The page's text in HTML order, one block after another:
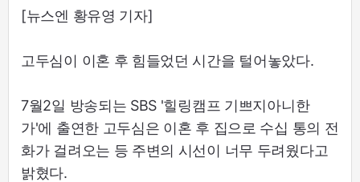
[뉴스엔 황유영 기자]
고두심이 이혼 후 힘들었던 시간을 털어놓았다.
7월2일 방송되는 SBS '힐링캠프 기쁘지아니한
가'에 출연한 고두심은 이혼 후 집으로 수십 통의 전
화가 걸려오는 등 주변의 시선이 너무 두려웠다고
밝혔다.